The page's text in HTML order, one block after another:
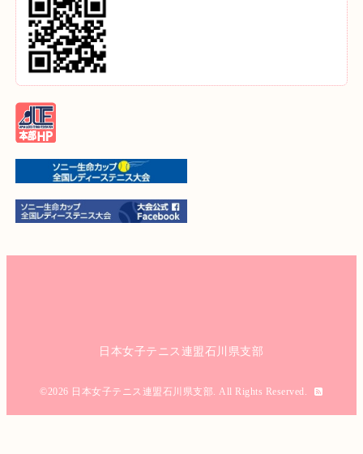
日本女子テニス連盟石川県支部
©2026 日本女子テニス連盟石川県支部 . All Rights Reserved.